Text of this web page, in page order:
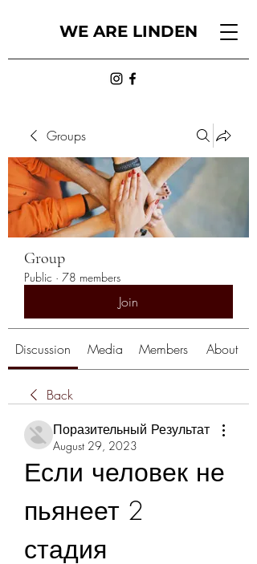
WE ARE LINDEN
Groups
Group
Public · 78 members
Join
Discussion Media Members About
Back
Поразительный Результат
August 29, 2023
Если человек не
пьянеет 2
стадия